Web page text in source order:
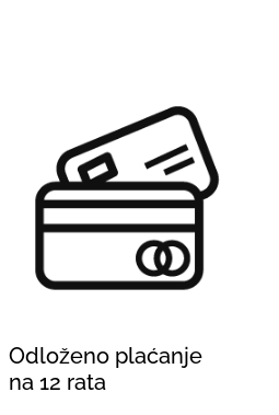
Odloženo plaćanje
na 12 rata